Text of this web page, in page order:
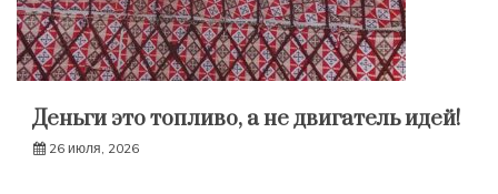
Деньги это топливо, а не двигатель идей!
26 июля, 2026